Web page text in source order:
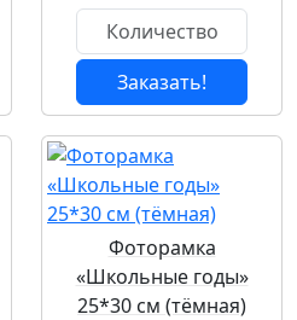
Заказать!
Фоторамка
«Школьные годы»
25*30 см (тёмная)